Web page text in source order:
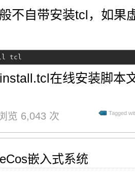
不自带安装tcl，如果
tcl
在线安装脚本
览 6,043 次 Tagged
嵌入式系统